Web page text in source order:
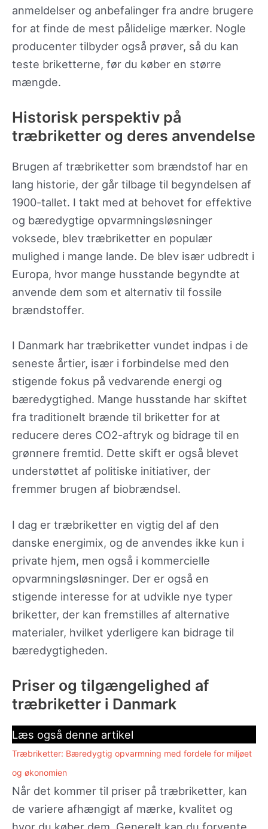
anmeldelser og anbefalinger fra andre brugere
for at finde de mest pålidelige mærker. Nogle
producenter tilbyder også prøver, så du kan
teste briketterne, før du køber en større
mængde.
Historisk perspektiv på
træbriketter og deres anvendelse
Brugen af træbriketter som brændstof har en
lang historie, der går tilbage til begyndelsen af
1900-tallet. I takt med at behovet for effektive
og bæredygtige opvarmningsløsninger
voksede, blev træbriketter en populær
mulighed i mange lande. De blev især udbredt i
Europa, hvor mange husstande begyndte at
anvende dem som et alternativ til fossile
brændstoffer.
I Danmark har træbriketter vundet indpas i de
seneste årtier, især i forbindelse med den
stigende fokus på vedvarende energi og
bæredygtighed. Mange husstande har skiftet
fra traditionelt brænde til briketter for at
reducere deres CO2-aftryk og bidrage til en
grønnere fremtid. Dette skift er også blevet
understøttet af politiske initiativer, der
fremmer brugen af biobrændsel.
I dag er træbriketter en vigtig del af den
danske energimix, og de anvendes ikke kun i
private hjem, men også i kommercielle
opvarmningsløsninger. Der er også en
stigende interesse for at udvikle nye typer
briketter, der kan fremstilles af alternative
materialer, hvilket yderligere kan bidrage til
bæredygtigheden.
Priser og tilgængelighed af
træbriketter i Danmark
Læs også denne artikel
Træbriketter: Bæredygtig opvarmning med fordele for miljøet
og økonomien
Når det kommer til priser på træbriketter, kan
de variere afhængigt af mærke, kvalitet og